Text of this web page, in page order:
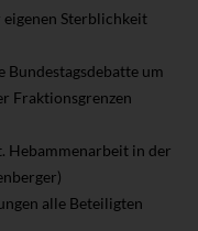
eigenen Sterblichkeit
Bundestagsdebatte um
Fraktionsgrenzen
Hebammenarbeit in der
alle Beteiligten